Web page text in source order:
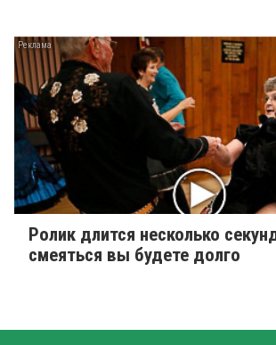
Ролик длится несколько
смеяться вы будете долго